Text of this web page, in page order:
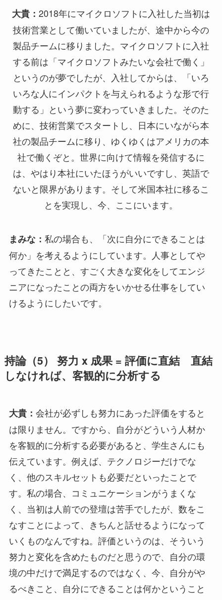
大貴： 2018年にマイクロソフトに入社した当初は
技術営業として働いていましたが、途中から今の
製品チームに移りました。マイクロソフトに入社
する前は「マイクロソフトみたいな会社で働く」
というのが夢でしたが、入社してからは、「いろ
いろな人にインパクトを与えられるような形で行
動する」という夢に変わっていきました。そのた
めに、技術営業でスタートし、日本にいながら本
社の製品チームに移り、ゆくゆくはアメリカの本
社で働くぞと。世界に向けて情報を発信するに
は、やはり本社にいたほうがいいですし、英語で
ないと限界があります。そして米国本社に移るこ
とを実現し、今、ここにいます。
まみな： 私の場合も、「次に自分にできることは
何か」を考えるようにしています。人事としてや
ってきたことと、すごく大きな変化をしてエンジ
ニアになったことの両方をいかせる仕事をしてい
けるようにしたいです。
持論（5） 努力 x 成果 = 評価に直結​ 直結
しなければ、客観的に分析する​
大貴： 会社が必ずしも努力にあった評価をすると
は限りません。ですから、自分がどういう人材か
を客観的に分析する必要があると、学生さんにも
伝えています。例えば、テクノロジーだけでな
く、他のスキルセットも必要だといったことで
す。私の場合、コミュニケーションがうまくな
く、当初は人前での登壇は苦手でしたが、数をこ
なすことによって、きちんと話せるようになって
いくものなんですね。評価というのは、そういう
努力と変化を含めたものだと思うので、自分の環
境の中だけで満足するのではなく、今、自分がや
るべきこと、自分にできることは何かということ